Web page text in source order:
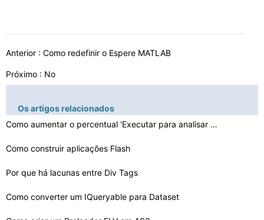
Anterior : Como redefinir o Espere MATLAB
Próximo : No
Os artigos relacionados
Como aumentar o percentual 'Executar para analisar ' no…
Como construir aplicações Flash
Por que há lacunas entre Div Tags
Como converter um IQueryable para Dataset